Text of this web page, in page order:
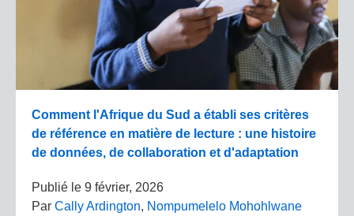
Comment l'Afrique du Sud a établi ses critères
de référence en matière de lecture : une histoire
de données, de collaboration et d'adaptation
Publié le 9 février, 2026
Par Cally Ardington, Nompumelelo Mohohlwane